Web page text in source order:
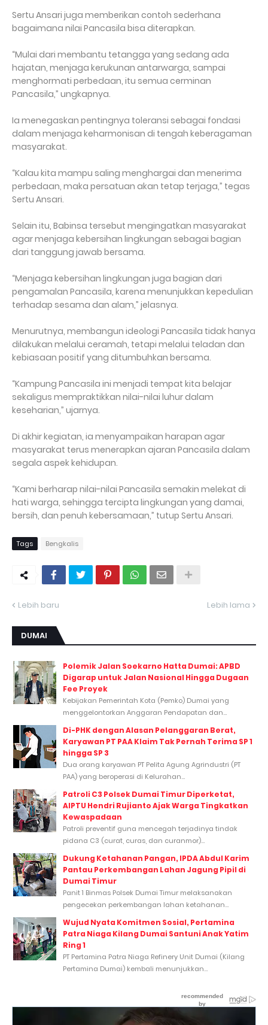
Sertu Ansari juga memberikan contoh sederhana
bagaimana nilai Pancasila bisa diterapkan.
“Mulai dari membantu tetangga yang sedang ada
hajatan, menjaga kerukunan antarwarga, sampai
menghormati perbedaan, itu semua cerminan
Pancasila,” ungkapnya.
Ia menegaskan pentingnya toleransi sebagai fondasi
dalam menjaga keharmonisan di tengah keberagaman
masyarakat.
“Kalau kita mampu saling menghargai dan menerima
perbedaan, maka persatuan akan tetap terjaga,” tegas
Sertu Ansari.
Selain itu, Babinsa tersebut mengingatkan masyarakat
agar menjaga kebersihan lingkungan sebagai bagian
dari tanggung jawab bersama.
“Menjaga kebersihan lingkungan juga bagian dari
pengamalan Pancasila, karena menunjukkan kepedulian
terhadap sesama dan alam,” jelasnya.
Menurutnya, membangun ideologi Pancasila tidak hanya
dilakukan melalui ceramah, tetapi melalui teladan dan
kebiasaan positif yang ditumbuhkan bersama.
“Kampung Pancasila ini menjadi tempat kita belajar
sekaligus mempraktikkan nilai-nilai luhur dalam
keseharian,” ujarnya.
Di akhir kegiatan, ia menyampaikan harapan agar
masyarakat terus menerapkan ajaran Pancasila dalam
segala aspek kehidupan.
“Kami berharap nilai-nilai Pancasila semakin melekat di
hati warga, sehingga tercipta lingkungan yang damai,
bersih, dan penuh kebersamaan,” tutup Sertu Ansari.
Tags Bengkalis
Lebih baru Lebih lama
DUMAI
Polemik Jalan Soekarno Hatta Dumai: APBD
Digarap untuk Jalan Nasional Hingga Dugaan
Fee Proyek
Kebijakan Pemerintah Kota (Pemko) Dumai yang
menggelontorkan Anggaran Pendapatan dan...
Di-PHK dengan Alasan Pelanggaran Berat,
Karyawan PT PAA Klaim Tak Pernah Terima SP 1
hingga SP 3
Dua orang karyawan PT Pelita Agung Agrindustri (PT
PAA) yang beroperasi di Kelurahan...
Patroli C3 Polsek Dumai Timur Diperketat,
AIPTU Hendri Rujianto Ajak Warga Tingkatkan
Kewaspadaan
Patroli preventif guna mencegah terjadinya tindak
pidana C3 (curat, curas, dan curanmor)...
Dukung Ketahanan Pangan, IPDA Abdul Karim
Pantau Perkembangan Lahan Jagung Pipil di
Dumai Timur
Panit 1 Binmas Polsek Dumai Timur melaksanakan
pengecekan perkembangan lahan ketahanan...
Wujud Nyata Komitmen Sosial, Pertamina
Patra Niaga Kilang Dumai Santuni Anak Yatim
Ring 1
PT Pertamina Patra Niaga Refinery Unit Dumai (Kilang
Pertamina Dumai) kembali menunjukkan...